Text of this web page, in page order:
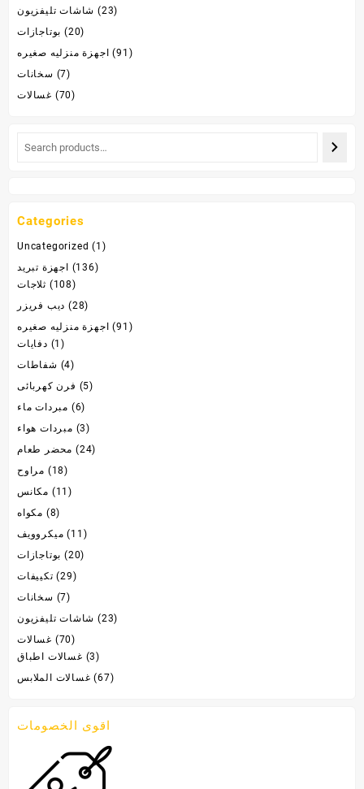
شاشات تليفزيون (23)
بوتاجازات (20)
اجهزة منزليه صغيره (91)
سخانات (7)
غسالات (70)
Categories
Uncategorized (1)
اجهزة تبريد
(136)
ثلاجات (108)
ديب فريزر (28)
اجهزة منزليه صغيره (91)
دفايات (1)
شفاطات (4)
فرن كهربائى (5)
مبردات ماء (6)
مبردات هواء (3)
محضر طعام (24)
مراوح (18)
مكانس (11)
مكواه (8)
ميكروويف (11)
بوتاجازات (20)
تكييفات (29)
سخانات (7)
شاشات تليفزيون (23)
غسالات (70)
غسالات اطباق (3)
غسالات الملابس (67)
اقوى الخصومات